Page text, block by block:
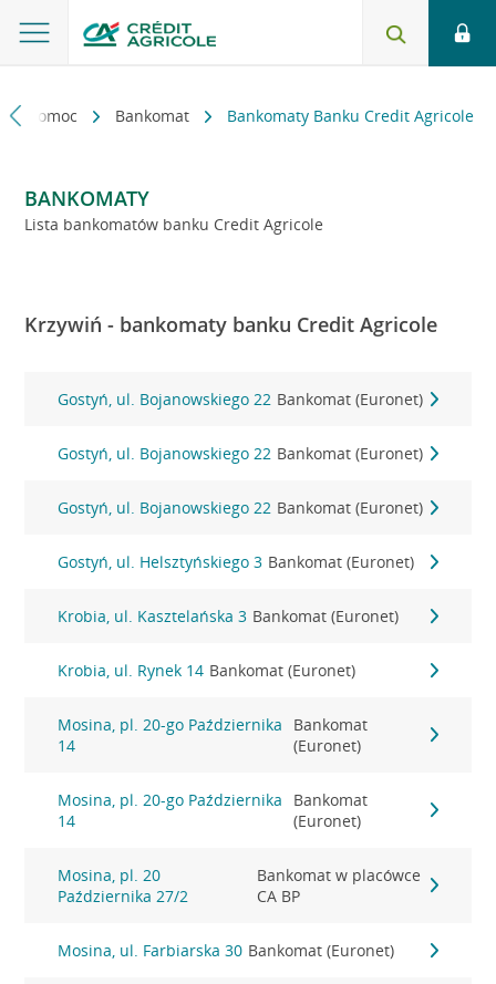
i pomoc Bankomat Bankomaty Banku Credit Agricole
BANKOMATY
Lista bankomatów banku Credit Agricole
Krzywiń - bankomaty banku Credit Agricole
Gostyń, ul. Bojanowskiego 22 Bankomat (Euronet)
Gostyń, ul. Bojanowskiego 22 Bankomat (Euronet)
Gostyń, ul. Bojanowskiego 22 Bankomat (Euronet)
Gostyń, ul. Helsztyńskiego 3 Bankomat (Euronet)
Krobia, ul. Kasztelańska 3 Bankomat (Euronet)
Krobia, ul. Rynek 14 Bankomat (Euronet)
Mosina, pl. 20-go Października
14
Bankomat
(Euronet)
Mosina, pl. 20-go Października
14
Bankomat
(Euronet)
Mosina, pl. 20
Października 27/2
Bankomat w placówce
CA BP
Mosina, ul. Farbiarska 30 Bankomat (Euronet)